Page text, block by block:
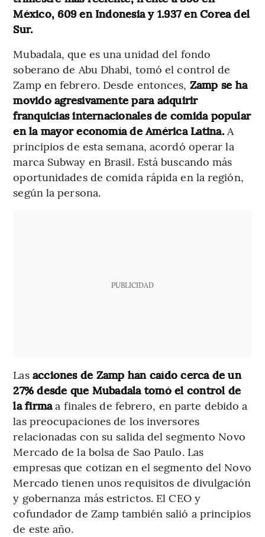
México, 609 en Indonesia y 1.937 en Corea del
Sur.
Mubadala, que es una unidad del fondo
soberano de Abu Dhabi, tomó el control de
Zamp en febrero. Desde entonces, Zamp se ha
movido agresivamente para adquirir
franquicias internacionales de comida popular
en la mayor economía de América Latina.A
principios de esta semana, acordó operar la
marca Subway en Brasil. Está buscando más
oportunidades de comida rápida en la región,
según la persona.
PUBLICIDAD
Las acciones de Zamp han caído cerca de un
27% desde que Mubadala tomó el control de
la firmaa finales de febrero, en parte debido a
las preocupaciones de los inversores
relacionadas con su salida del segmento Novo
Mercado de la bolsa de Sao Paulo. Las
empresas que cotizan en el segmento del Novo
Mercado tienen unos requisitos de divulgación
y gobernanza más estrictos. El CEO y
cofundador de Zamp también salió a principios
de este año.